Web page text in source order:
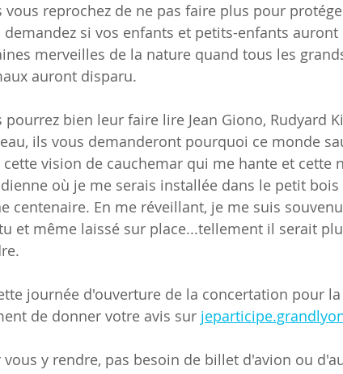
vous reprochez de ne pas faire plus pour
demandez si vos enfants et petits-enfants
merveilles de la nature quand tous les
auront disparu.
pourrez bien leur faire lire Jean Giono, Rudyard
ils vous demanderont pourquoi ce monde
cette vision de cauchemar qui me hante et cette
où je me serais installée dans le petit
centenaire. En me réveillant, je me suis
et même laissé sur place...tellement il serait
journée d'ouverture de la concertation pour
de donner votre avis sur
vous y rendre, pas besoin de billet d'avion ou